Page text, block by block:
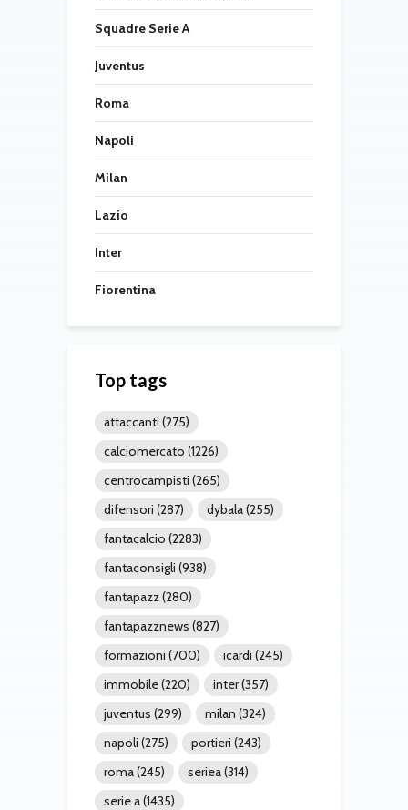
Squadre Serie A
Juventus
Roma
Napoli
Milan
Lazio
Inter
Fiorentina
Top tags
attaccanti (275)
calciomercato (1226)
centrocampisti (265)
difensori (287) dybala(255)
fantacalcio (2283)
fantaconsigli (938)
fantapazz(280)
fantapazznews (827)
formazioni (700) icardi (245)
immobile(220) inter(357)
juventus (299) milan (324)
napoli (275) portieri (243)
roma(245) seriea(314)
serie a(1435)